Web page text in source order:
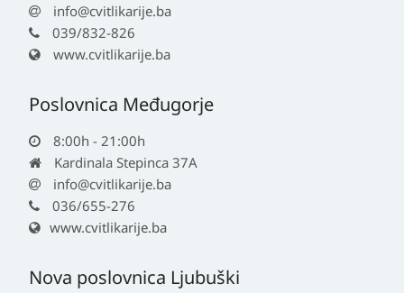
info@cvitlikarije.ba
039/832-826
www.cvitlikarije.ba
Poslovnica Međugorje
8:00h - 21:00h
Kardinala Stepinca 37A
info@cvitlikarije.ba
036/655-276
www.cvitlikarije.ba
Nova poslovnica Ljubuški